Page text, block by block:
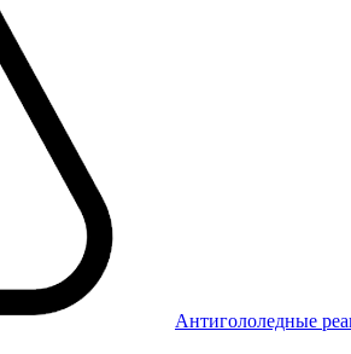
Антигололедные